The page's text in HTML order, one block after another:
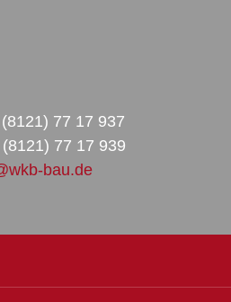
77 17 937
77 17 939
bau.de